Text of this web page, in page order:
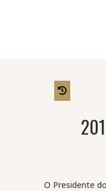
O Presidente